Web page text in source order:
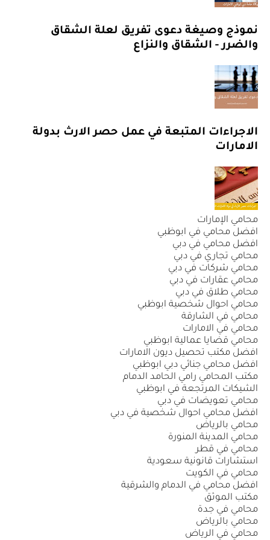
نموذج وصيغة دعوى تفريق لعلة الشقاق
والضرر - الشقاق والنزاع
الاجراءات المتبعة في عمل حصر الارث بدولة
الامارات
محامي الإمارات
افضل محامي في ابوظبي
افضل محامي في دبي
محامي تجاري في دبي
محامي شركات في دبي
محامي عقارات في دبي
محامي طلاق في دبي
محامي احوال شخصية ابوظبي
محامي في الشارقة
محامي في الامارات
محامي قضايا عمالية ابوظبي
افضل مكتب تحصيل ديون الامارات
افضل محامي جنائي دبي ابوظبي
مكتب المحامي رامي الحامد الدمام
الشيكات المرتجعة في ابوظبي
محامي تعويضات في دبي
افضل محامي احوال شخصية في دبي
محامي بالرياض
محامي المدينة المنورة
محامي في قطر
استشارات قانونية سعودية
محامي في الكويت
افضل محامي في الدمام والشرقية
مكتب الموثق
محامي في جدة
محامي بالرياض
محامي في الرياض